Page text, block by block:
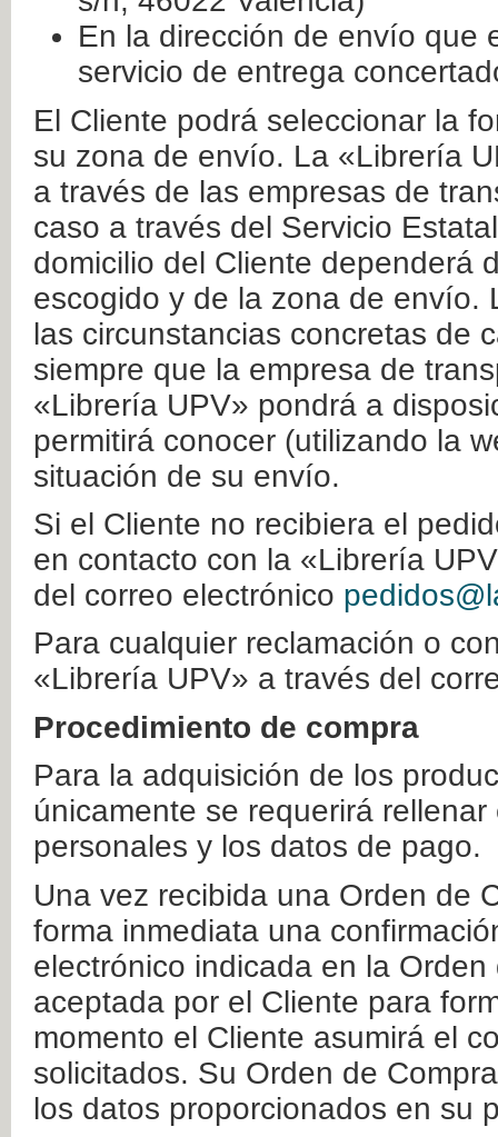
En la dirección de envío que
servicio de entrega
El Cliente podrá seleccionar la
su zona de envío. La «Librería
a través de las empresas de
caso a través del Servicio
domicilio del Cliente dependerá
escogido y de la zona de envío.
las circunstancias concretas de
siempre que la empresa de
«Librería UPV» pondrá a
permitirá conocer (utilizando la
situación de su envío.
Si el Cliente no recibiera el
en contacto con la «Librería
del correo electrónico
Para cualquier reclamación o
«Librería UPV» a través del
Procedimiento de compra
Para la adquisición de los
únicamente se requerirá
personales y los datos de pago.
Una vez recibida una Orden de
forma inmediata una
electrónico indicada en la
aceptada por el Cliente para
momento el Cliente asumirá el
solicitados. Su Orden de
los datos proporcionados en su